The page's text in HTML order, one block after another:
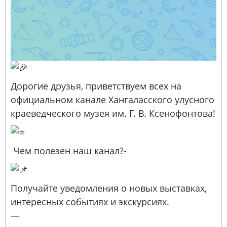
Дорогие друзья, приветствуем всех на
официальном канале Хангаласского улусного
краеведческого музея им. Г. В. Ксенофонтова!
️ Чем полезен наш канал?-
Получайте уведомления о новых выставках,
интересных событиях и экскурсиях.
—